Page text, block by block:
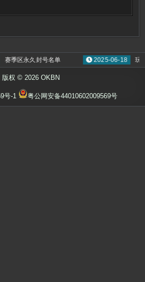
赛季区永久封号名单 2025-06-18 玩
版权 © 2026 OKBN
号-1 粤公网安备44010602009569号